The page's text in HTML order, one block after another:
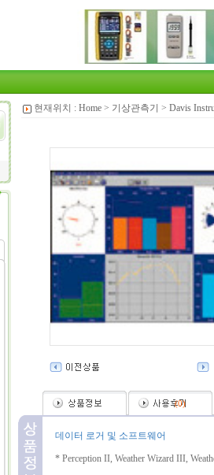
현재위치 : Home > 기상관측기 > Davis
(0)
데이터 로거 및 소프트웨어
* Perception II, Weather Wizard III,